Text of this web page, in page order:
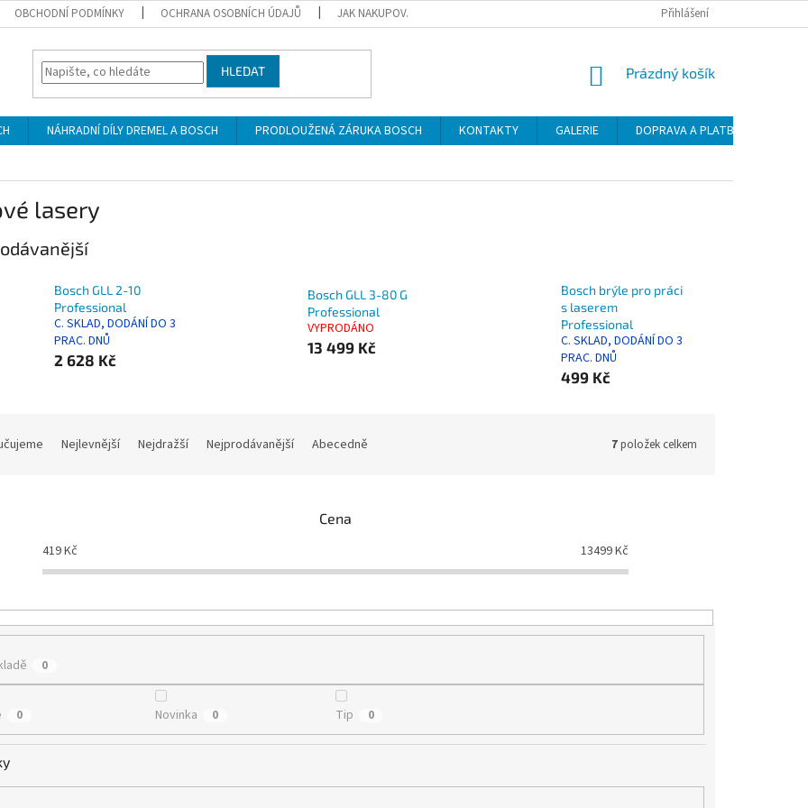
OBCHODNÍ PODMÍNKY OCHRANA OSOBNÍCH ÚDAJŮ JAK NAKUPOVAT Přihlášení
HLEDAT
NÁKUPNÍ
Prázdný košík
NÁHRADNÍ DÍLY DREMEL A BOSCH PRODLOUŽENÁ ZÁRUKA BOSCH KONTAKTY GALERIE DOPRAVA A PLATBA
lasery
Bosch GLL 2-10
Professional
C. SKLAD, DODÁNÍ DO 3
PRAC. DNŮ
2 628 Kč
Bosch GLL 3-80 G
Professional
VYPRODÁNO
13 499 Kč
Bosch brýle pro práci
s laserem
Professional
C. SKLAD, DODÁNÍ DO 3
PRAC. DNŮ
499 Kč
Nejlevnější Nejdražší Nejprodávanější Abecedně 7položek celkem
Cena
419Kč 13499Kč
0
0 Novinka 0 Tip 0